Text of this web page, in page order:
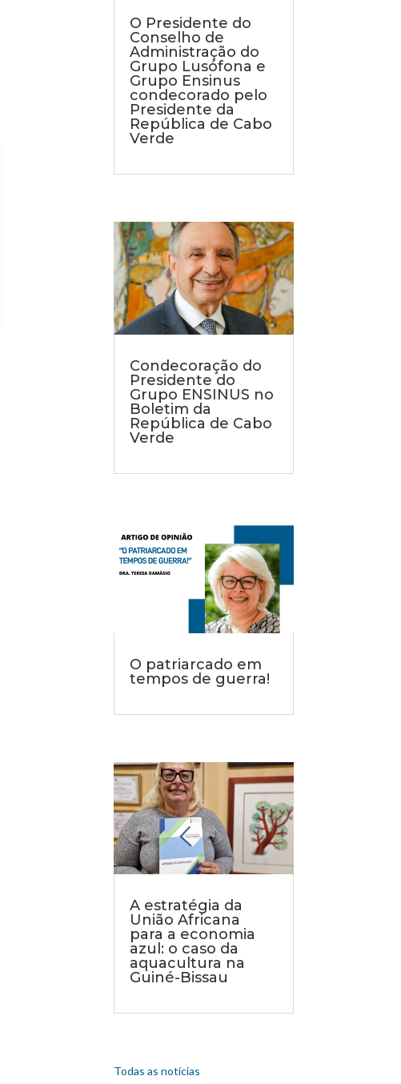
O Presidente do
Conselho de
Administração do
Grupo Lusófona e
Grupo Ensinus
condecorado pelo
Presidente da
República de Cabo
Verde
Condecoração do
Presidente do
Grupo ENSINUS no
Boletim da
República de Cabo
Verde
O patriarcado em
tempos de guerra!
A estratégia da
União Africana
para a economia
azul: o caso da
aquacultura na
Guiné-Bissau
Todas as notícias